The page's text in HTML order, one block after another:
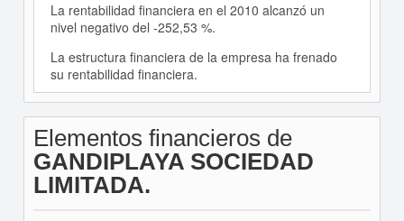
La rentabilidad financiera en el 2010 alcanzó un
nivel negativo del -252,53 %.
La estructura financiera de la empresa ha frenado
su rentabilidad financiera.
Elementos financieros de
GANDIPLAYA SOCIEDAD
LIMITADA.